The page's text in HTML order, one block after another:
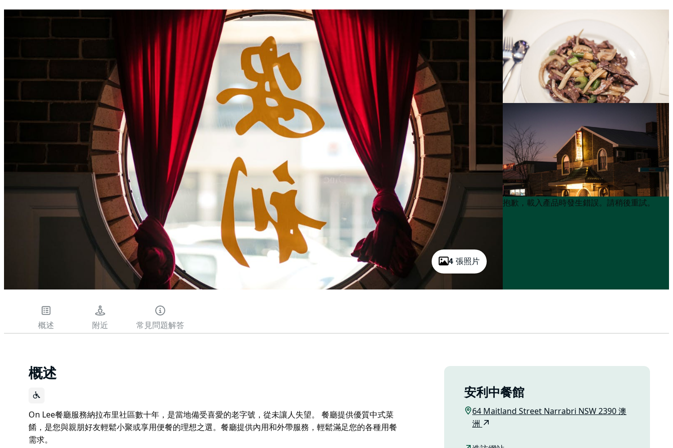
4 張照片
Product
Product
抱歉，載入產品時發生錯誤。請稍後重試。
概述 附近 常見問題解答
概述
On Lee餐廳服務納拉布里社區數十年，是當地備受喜愛的老字號，從未讓人失望。 餐廳提供優質中式菜
餚，是您與親朋好友輕鬆小聚或享用便餐的理想之選。餐廳提供內用和外帶服務，輕鬆滿足您的各種用餐
需求。
安利中餐館
64 Maitland Street Narrabri NSW 2390 澳
洲